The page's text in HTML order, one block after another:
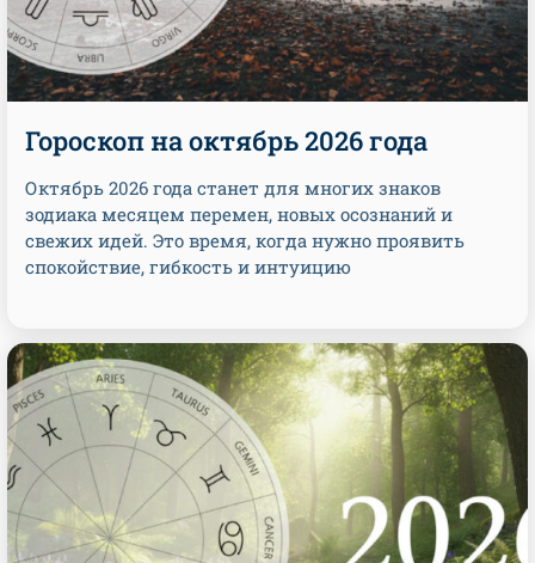
Гороскоп на октябрь 2026 года
Октябрь 2026 года станет для многих знаков
зодиака месяцем перемен, новых осознаний и
свежих идей. Это время, когда нужно проявить
спокойствие, гибкость и интуицию